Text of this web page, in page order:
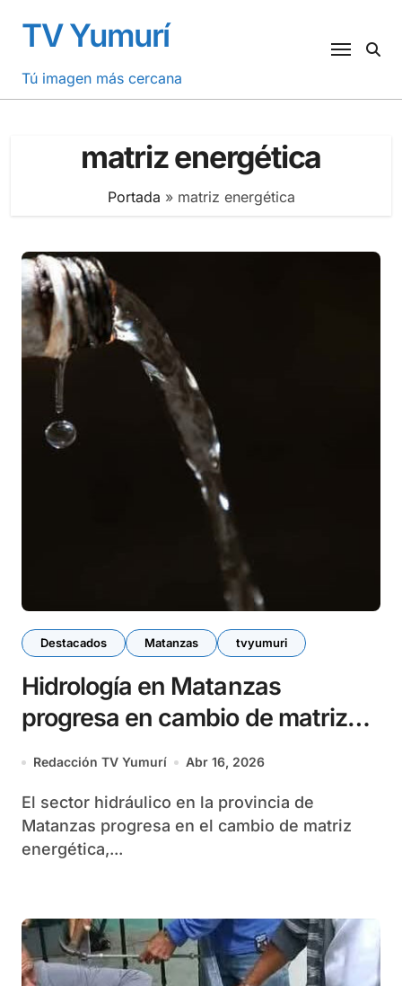
contenido
TV Yumurí
Tú imagen más cercana
matriz energética
Portada » matriz energética
Destacados Matanzas tvyumuri
Hidrología en Matanzas
progresa en cambio de matriz
energética
Redacción TV Yumurí Abr 16, 2026
El sector hidráulico en la provincia de
Matanzas progresa en el cambio de matriz
energética,...